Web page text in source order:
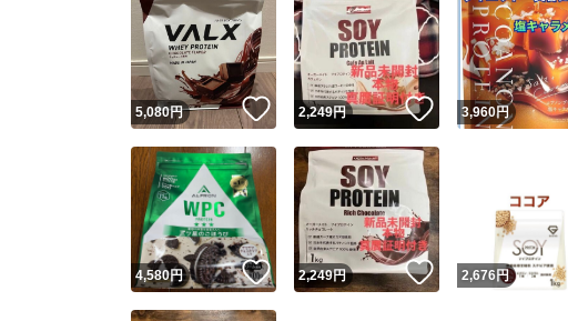
安心発送
5,080円 いいね！
2,249円 いいね！
3,960円
4,580円 いいね！
2,249円 いいね！
2,676円